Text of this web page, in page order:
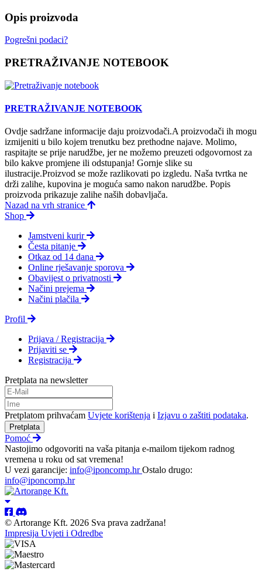
Opis proizvoda
Pogrešni podaci?
PRETRAŽIVANJE NOTEBOOK
PRETRAŽIVANJE NOTEBOOK
Ovdje sadržane informacije daju proizvodači.A proizvodači ih mogu
izmijeniti u bilo kojem trenutku bez prethodne najave. Molimo,
raspitajte se prije narudžbe, jer ne možemo preuzeti odgovornost za
bilo kakve promjene ili odstupanja! Gornje slike su
ilustracije.Proizvod se može razlikovati po izgledu. Naša tvrtka ne
drži zalihe, kupovina je moguća samo nakon narudžbe. Popis
proizvoda prikazuje zalihe naših dobavljača.
Nazad na vrh stranice
Shop
Jamstveni kurir
Česta pitanje
Otkaz od 14 dana
Online rješavanje sporova
Obavijest o privatnosti
Načini prejema
Načini plačila
Profil
Prijava / Registracija
Prijaviti se
Registracija
Pretplata na newsletter
Pretplatom prihvaćam Uvjete korištenja i Izjavu o zaštiti podataka.
Pretplata
Pomoć
Nastojimo odgovoriti na vaša pitanja e-mailom tijekom radnog
vremena u roku od sat vremena!
U vezi garancije: info@iponcomp.hrOstalo drugo:
info@iponcomp.hr
© Artorange Kft. 2026 Sva prava zadržana!
Impresija Uvjeti i Odredbe